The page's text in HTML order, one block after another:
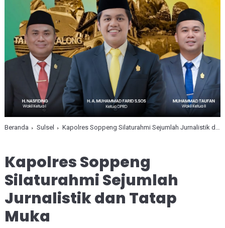
Beranda Sulsel Kapolres Soppeng Silaturahmi Sejumlah Jurnalistik dan Tatap Muka
Kapolres Soppeng
Silaturahmi Sejumlah
Jurnalistik dan Tatap
Muka